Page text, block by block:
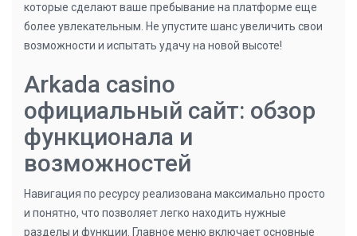
которые сделают ваше пребывание на платформе еще
более увлекательным. Не упустите шанс увеличить свои
возможности и испытать удачу на новой высоте!
Arkada casino
официальный сайт: обзор
функционала и
возможностей
Навигация по ресурсу реализована максимально просто
и понятно, что позволяет легко находить нужные
разделы и функции. Главное меню включает основные